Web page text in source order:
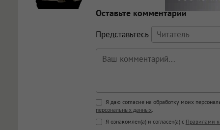
Оставьте комментарий
Представьтесь
Поддержка HTML
<b>, <strong>, <u>, <i>, <em>,
<blockquote>, <code>
Я даю согласие на обработку моих
персональных данных.
Я ознакомлен(а) и согласен(а) с Правилами